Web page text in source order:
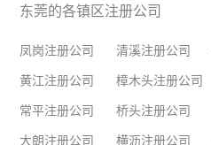
东莞的各镇区注册公司
凤岗注册公司 清溪注册公司
黄江注册公司 樟木头注册公司
常平注册公司 桥头注册公司
大朗注册公司 横沥注册公司